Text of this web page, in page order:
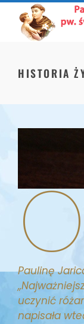
Skip
content
HISTORIA
Paulinę
uczynić
napisała